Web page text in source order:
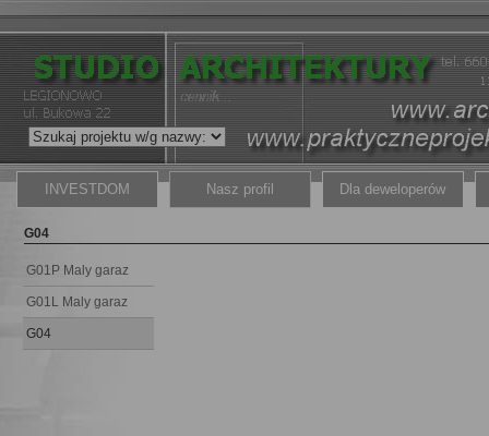
INVESTDOM Nasz profil Dla deweloperów
G04
G01P Maly garaz
G01L Maly garaz
G04